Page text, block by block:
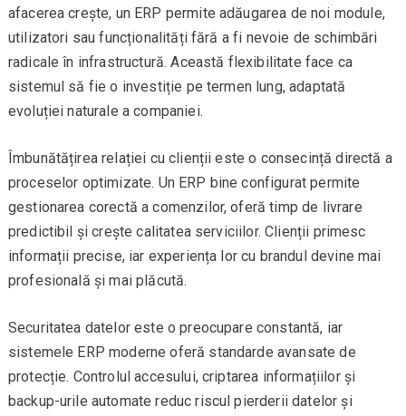
afacerea crește, un ERP permite adăugarea de noi module,
utilizatori sau funcționalități fără a fi nevoie de schimbări
radicale în infrastructură. Această flexibilitate face ca
sistemul să fie o investiție pe termen lung, adaptată
evoluției naturale a companiei.
Îmbunătățirea relației cu clienții este o consecință directă a
proceselor optimizate. Un ERP bine configurat permite
gestionarea corectă a comenzilor, oferă timp de livrare
predictibil și crește calitatea serviciilor. Clienții primesc
informații precise, iar experiența lor cu brandul devine mai
profesională și mai plăcută.
Securitatea datelor este o preocupare constantă, iar
sistemele ERP moderne oferă standarde avansate de
protecție. Controlul accesului, criptarea informațiilor și
backup-urile automate reduc riscul pierderii datelor și